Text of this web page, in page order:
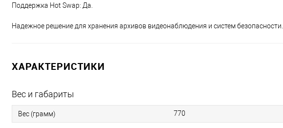
Поддержка Hot Swap: Да.
Надежное решение для хранения архивов видеонаблюдения и систем безопасности.
ХАРАКТЕРИСТИКИ
Вес и габариты
Вес (грамм) 770